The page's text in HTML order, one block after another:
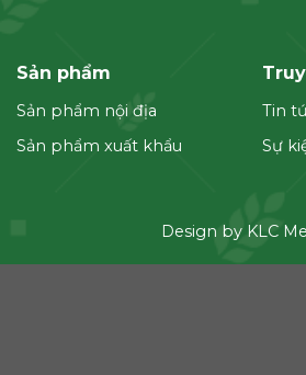
Sản phẩm
Sản phẩm nội địa
Sản phẩm xuất khẩu
Tin
Sự
Design by KLC